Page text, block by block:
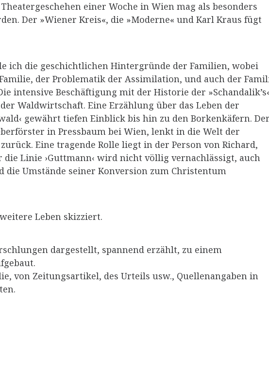
einer Woche in Wien mag als besonders
Der »Wiener Kreis«, die »Moderne« und Karl Kraus fügt
ich die geschichtlichen Hintergründe der Familien, wobei
der Problematik der Assimilation, und auch der
intensive Beschäftigung mit der Historie der
Waldwirtschaft. Eine Erzählung über das Leben der
gewährt tiefen Einblick bis hin zu den Borkenkäfern.
in Pressbaum bei Wien, lenkt in die Welt der
zurück. Eine tragende Rolle liegt in der Person von Richard,
die Linie ›Guttmann‹ wird nicht völlig vernachlässigt, auch
die Umstände seiner Konversion zum Christentum
Leben skizziert.
dargestellt, spannend erzählt, zu einem
von Zeitungsartikel, des Urteils usw., Quellenangaben in